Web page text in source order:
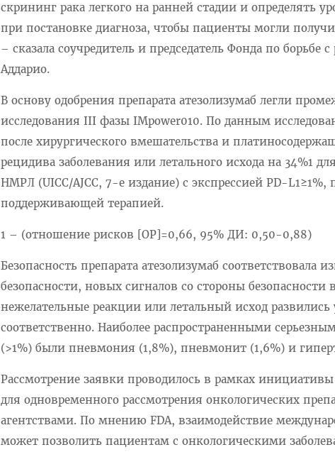
скрининг рака легкого на ранней стадии и определять
при постановке диагноза, чтобы пациенты могли
– сказала соучредитель и председатель Фонда по борьбе
Аддарио.
В основу одобрения препарата атезолизумаб легли
исследования III фазы IMpower010. По данным
после хирургического вмешательства и
рецидива заболевания или летального исхода на 34%1
НМРЛ (UICC/AJCC, 7-е издание) с экспрессией PD-
поддерживающей терапией.
1 – (отношение рисков [ОР]=0,66, 95% ДИ: 0,50-0,88)
Безопасность препарата атезолизумаб соответствовала
безопасности, новых сигналов со стороны
нежелательные реакции или летальный исход развились
соответственно. Наиболее распространенными
(>1%) были пневмония (1,8%), пневмонит (1,6%) и
Рассмотрение заявки проводилось в рамках инициативы
для одновременного рассмотрения онкологических
агентствами. По мнению FDA, взаимодействие
может позволить пациентам с онкологическими